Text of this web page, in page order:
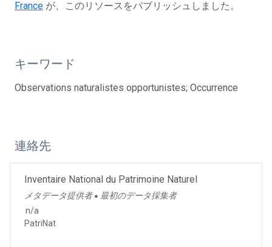
France が、このリソースをパブリッシュしました。
キーワード
Observations naturalistes opportunistes; Occurrence
連絡先
Inventaire National du Patrimoine Naturel
メタデータ提供者 ● 最初のデータ採集者
n/a
PatriNat